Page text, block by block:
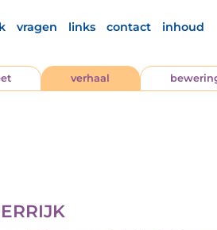
vragen links contact inhoud
verhaal